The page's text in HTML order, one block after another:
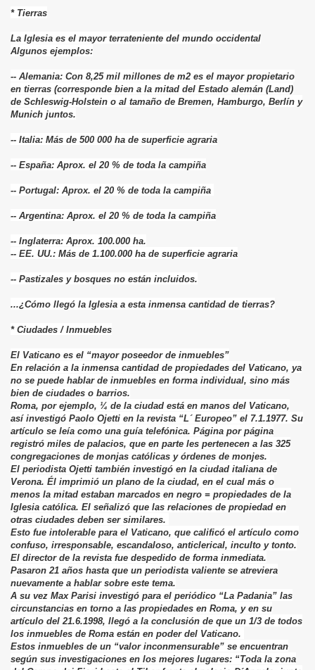
* Tierras
La Iglesia es el mayor terrateniente del mundo occidental
Algunos ejemplos:
-- Alemania: Con 8,25 mil millones de m2 es el mayor propietario
en tierras (corresponde bien a la mitad del Estado alemán (Land)
de Schleswig-Holstein o al tamaño de Bremen, Hamburgo, Berlín y
Munich juntos.
-- Italia: Más de 500 000 ha de superficie agraria
-- España: Aprox. el 20 % de toda la campiña
-- Portugal: Aprox. el 20 % de toda la campiña
-- Argentina: Aprox. el 20 % de toda la campiña
-- Inglaterra: Aprox. 100.000 ha.
-- EE. UU.: Más de 1.100.000 ha de superficie agraria
-- Pastizales y bosques no están incluidos.
...¿Cómo llegó la Iglesia a esta inmensa cantidad de tierras?
* Ciudades / Inmuebles
El Vaticano es el “mayor poseedor de inmuebles”
En relación a la inmensa cantidad de propiedades del Vaticano, ya
no se puede hablar de inmuebles en forma individual, sino más
bien de ciudades o barrios.
Roma, por ejemplo, ¼ de la ciudad está en manos del Vaticano,
así investigó Paolo Ojetti en la revista “L´ Europeo” el 7.1.1977. Su
artículo se leía como una guía telefónica. Página por página
registró miles de palacios, que en parte les pertenecen a las 325
congregaciones de monjas católicas y órdenes de monjes.
El periodista Ojetti también investigó en la ciudad italiana de
Verona. Él imprimió un plano de la ciudad, en el cual más o
menos la mitad estaban marcados en negro = propiedades de la
Iglesia católica. El señalizó que las relaciones de propiedad en
otras ciudades deben ser similares.
Esto fue intolerable para el Vaticano, que calificó el artículo como
confuso, irresponsable, escandaloso, anticlerical, inculto y tonto.
El director de la revista fue despedido de forma inmediata.
Pasaron 21 años hasta que un periodista valiente se atreviera
nuevamente a hablar sobre este tema.
A su vez Max Parisi investigó para el periódico “La Padania” las
circunstancias en torno a las propiedades en Roma, y en su
artículo del 21.6.1998, llegó a la conclusión de que un 1/3 de todos
los inmuebles de Roma están en poder del Vaticano.
Estos inmuebles de un “valor inconmensurable” se encuentran
según sus investigaciones en los mejores lugares: “Toda la zona